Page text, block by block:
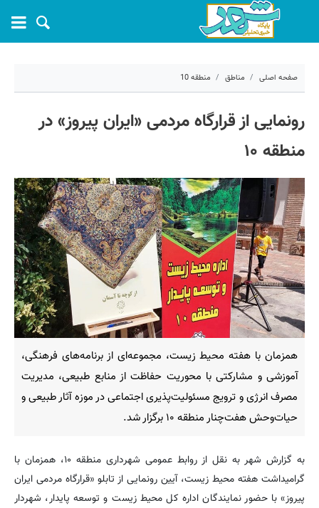
صفحه اصلی مناطق منطقه 10
رونمایی از قرارگاه مردمی «ایران پیروز» در
منطقه ۱۰
همزمان با هفته محیط زیست، مجموعه‌ای از برنامه‌های فرهنگی،
آموزشی و مشارکتی با محوریت حفاظت از منابع طبیعی، مدیریت
مصرف انرژی و ترویج مسئولیت‌پذیری اجتماعی در موزه آثار طبیعی و
حیات‌وحش هفت‌چنار منطقه ۱۰ برگزار شد.
به گزارش شهر به نقل از روابط عمومی شهرداری منطقه ۱۰، همزمان با
گرامیداشت هفته محیط زیست، آیین رونمایی از تابلو «قرارگاه مردمی ایران
پیروز» با حضور نمایندگان اداره کل محیط زیست و توسعه پایدار، شهردار